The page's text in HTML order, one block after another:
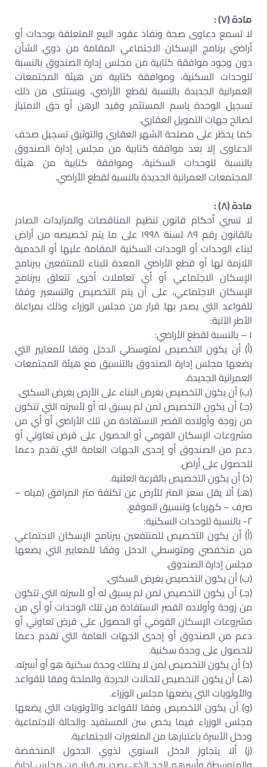
مادة (٧) :
لا تسمع دعاوى صحة ونفاذ عقود البيع المتعلقة بوحدات أو
أراضي برنامج الإسكان الاجتماعي المقامة من ذوي الشأن
دون وجود موافقة كتابية من مجلس إدارة الصندوق بالنسبة
للوحدات السكنية، وموافقة كتابية من هيئة المجتمعات
العمرانية الجديدة بالنسبة لقطع الأراضي، ويستثنى من ذلك
تسجيل الوحدة باسم المستثمر وقيد الرهن أو حق الامتياز
لصالح جهات التمويل العقاري.
كما يحظر على مصلحة الشهر العقاري والتوثيق تسجيل صحف
الدعاوى إلا بعد موافقة كتابية من مجلس إدارة الصندوق
بالنسبة للوحدات السكنية، وموافقة كتابية من هيئة
المجتمعات العمرانية الجديدة بالنسبة لقطع الأراضي.
مادة (٨) :
لا تسري أحكام قانون تنظيم المناقصات والمزايدات الصادر
بالقانون رقم ٨٩ لسنة ١٩٩٨ على ما يتم تخصيصه من أراض
لبناء الوحدات أو الوحدات السكنية المقامة عليها أو الخدمية
اللازمة لها أو قطع الأراضي المعدة للبناء للمنتفعين ببرنامج
الإسكان الاجتماعي أو أي تعاملات أخرى تتعلق ببرنامج
الإسكان الاجتماعي، على أن يتم التخصيص والتسعير وفقا
للقواعد التي يصدر بها قرار من مجلس الوزراء وذلك بمراعاة
الأطر الآتية:
١ – بالنسبة لقطع الأراضي:
(أ) أن يكون التخصيص لمتوسطي الدخل وفقا للمعايير التي
يضعها مجلس إدارة الصندوق بالتنسيق مع هيئة المجتمعات
العمرانية الجديدة.
(ب) أن يكون التخصيص بغرض البناء على الأرض بغرض السكنى.
(جـ) أن يكون التخصيص لمن لم يسبق له أو لأسرته التي تتكون
من زوجة وأولاده القصر الاستفادة من تلك الأراضي أو أي من
مشروعات الإسكان القومي أو الحصول على قرض تعاوني أو
دعم من الصندوق أو إحدى الجهات العامة التي تقدم دعما
للحصول على أراض.
(د) أن يكون التخصيص بالقرعة العلنية.
(هـ) ألا يقل سعر المتر للأرض عن تكلفة متر المرافق (مياه –
صرف – كهرباء) وتنسيق الموقع.
٢- بالنسبة للوحدات السكنية:
(أ) أن يكون التخصيص للمنتفعين ببرنامج الإسكان الاجتماعي
من منخفضي ومتوسطي الدخل وفقا للمعايير التي يضعها
مجلس إدارة الصندوق.
(ب) أن يكون التخصيص بغرض السكنى.
(جـ) أن يكون التخصيص لمن لم يسبق له أو لأسرته التي تتكون
من زوجة وأولاده القصر الاستفادة من تلك الوحدات أو أي من
مشروعات الإسكان القومي أو الحصول على قرض تعاوني أو
دعم من الصندوق أو إحدى الجهات العامة التي تقدم دعما
للحصول على وحدة سكنية.
(د) أن يكون التخصيص لمن لا يمتلك وحدة سكنية هو أو أسرته.
(هـ) أن يكون التخصيص للحالات الحرجة والملحة وفقا للقواعد
والأولويات التي يضعها مجلس الوزراء.
(و) أن يكون التخصيص وفقا للقواعد والأولويات التي يضعها
مجلس الوزراء فيما يخص سن المستفيد والحالة الاجتماعية
ودخل الأسرة باعتبارها من المتغيرات الاجتماعية.
(ز) ألا يتجاوز الدخل السنوي لذوي الدخول المنخفضة